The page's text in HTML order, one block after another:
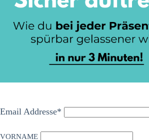
Email Addresse*
VORNAME